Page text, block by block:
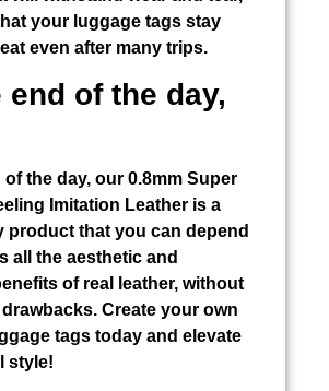
your luggage tags stay
even after many trips.
end of the day,
the day, our 0.8mm Super
Imitation Leather is a
product that you can depend
all the aesthetic and
of real leather, without
Create your own
tags today and elevate
style!